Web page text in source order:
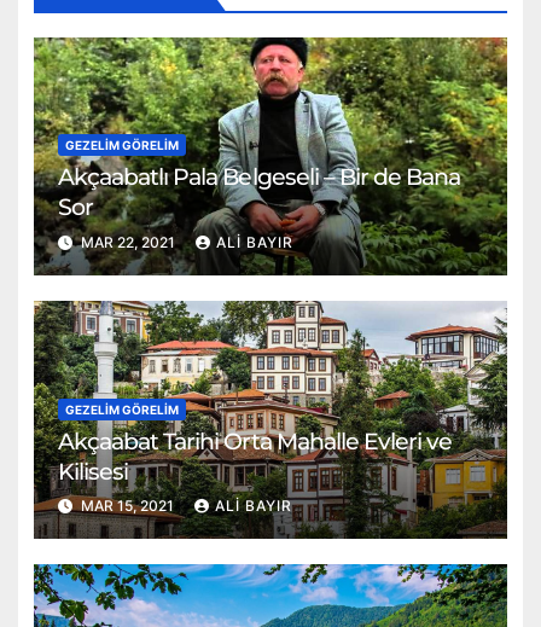
GEZELIM GÖRELIM
Akçaabatlı Pala Belgeseli – Bir de Bana
Sor
MAR 22, 2021 ALI BAYIR
GEZELIM GÖRELIM
Akçaabat Tarihi Orta Mahalle Evleri ve
Kilisesi
MAR 15, 2021 ALI BAYIR